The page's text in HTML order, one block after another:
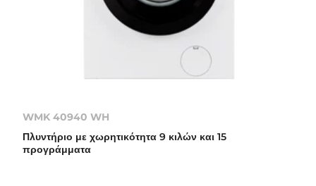
WMK 40940 WH
Πλυντήριο με χωρητικότητα 9 κιλών και 15
προγράμματα